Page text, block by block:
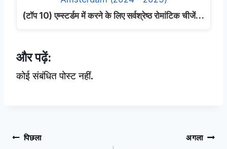
(टॉप 10) एम्स्टर्डम में करने के लिए सर्वश्रेष्ठ रोमांटिक चीजें…
और पढ़ें:
कोई संबंधित पोस्ट नहीं.
पोस्ट
पिछला अगला